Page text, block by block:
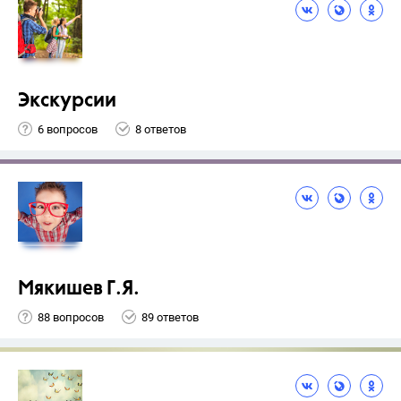
Экскурсии
6 вопросов 8 ответов
Мякишев Г.Я.
88 вопросов 89 ответов